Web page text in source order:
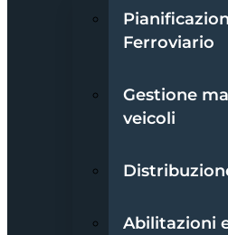
Ferroviario
Gestione
veicoli
Abilitazioni